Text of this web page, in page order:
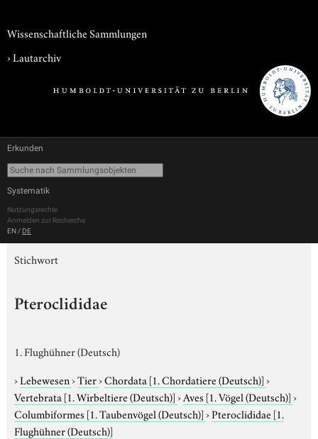
Wissenschaftliche Sammlungen
›Lautarchiv
Erkunden
Systematik
Nutzungsrechte
Anmelden zur Recherche
EN / DE
Stichwort
Pteroclididae
1. Flughühner (Deutsch)
›Lebewesen›Tier›Chordata [1. Chordatiere (Deutsch)]›
Vertebrata [1. Wirbeltiere (Deutsch)]›Aves [1. Vögel (Deutsch)]›
Columbiformes [1. Taubenvögel (Deutsch)]›Pteroclididae [1.
Flughühner (Deutsch)]